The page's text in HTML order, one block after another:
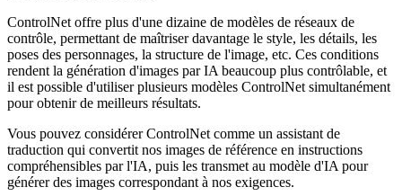
ControlNet offre plus d'une dizaine de modèles de réseaux de
contrôle, permettant de maîtriser davantage le style, les détails, les
poses des personnages, la structure de l'image, etc. Ces conditions
rendent la génération d'images par IA beaucoup plus contrôlable, et
il est possible d'utiliser plusieurs modèles ControlNet simultanément
pour obtenir de meilleurs résultats.
Vous pouvez considérer ControlNet comme un assistant de
traduction qui convertit nos images de référence en instructions
compréhensibles par l'IA, puis les transmet au modèle d'IA pour
générer des images correspondant à nos exigences.